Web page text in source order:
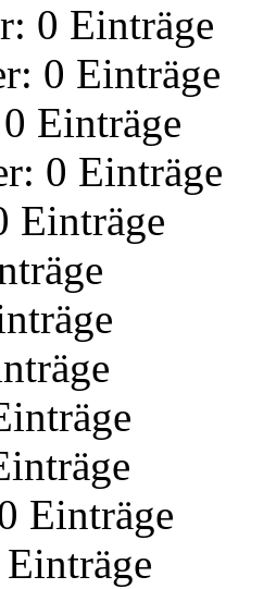
0 Einträge
0 Einträge
0 Einträge
0 Einträge
Einträge
Einträge